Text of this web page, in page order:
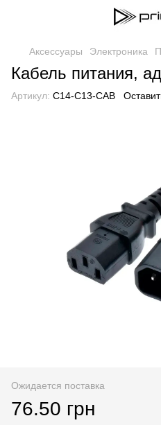
Аксессуары Электроника
Кабель питания,
Артикул: C14-C13-CAB
Ожидается поставка
76.50 грн